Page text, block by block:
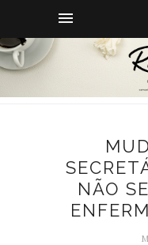
NÃO